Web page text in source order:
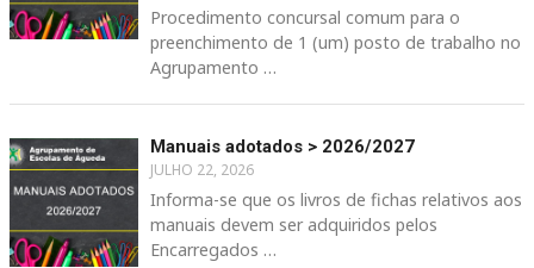
Procedimento concursal comum para o
preenchimento de 1 (um) posto de trabalho no
Agrupamento …
Manuais adotados > 2026/2027
JULHO 22, 2026
Informa-se que os livros de fichas relativos aos
manuais devem ser adquiridos pelos
Encarregados …